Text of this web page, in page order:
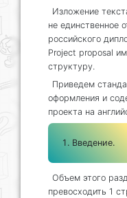
Изложение
не единственное
российского
Project proposal
структуру.
Приведем
оформления и
проекта на
Введение.
Объем этого
превосходить 1